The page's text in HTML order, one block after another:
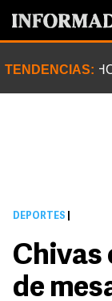
TENDENCIAS:
DEPORTES
Chivas
de